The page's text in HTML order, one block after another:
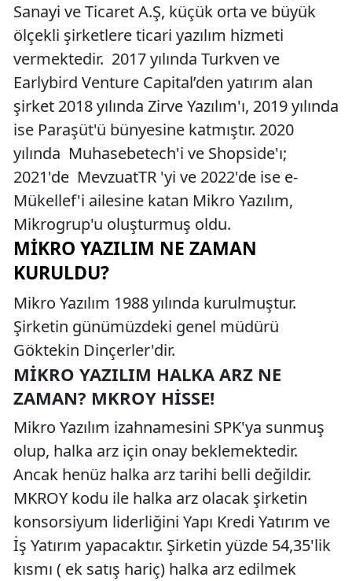
Sanayi ve Ticaret A.Ş, küçük orta ve büyük
ölçekli şirketlere ticari yazılım hizmeti
vermektedir. 2017 yılında Turkven ve
Earlybird Venture Capital’den yatırım alan
şirket 2018 yılında Zirve Yazılım'ı, 2019 yılında
ise Paraşüt'ü bünyesine katmıştır. 2020
yılında Muhasebetech'i ve Shopside'ı;
2021'de MevzuatTR 'yi ve 2022'de ise e-
Mükellef'i ailesine katan Mikro Yazılım,
Mikrogrup'u oluşturmuş oldu.
MIKRO YAZILIM NE ZAMAN
KURULDU?
Mikro Yazılım 1988 yılında kurulmuştur.
Şirketin günümüzdeki genel müdürü
Göktekin Dinçerler'dir.
MIKRO YAZILIM HALKA ARZ NE
ZAMAN? MKROY HISSE!
Mikro Yazılım izahnamesini SPK'ya sunmuş
olup, halka arz için onay beklemektedir.
Ancak henüz halka arz tarihi belli değildir.
MKROY kodu ile halka arz olacak şirketin
konsorsiyum liderliğini Yapı Kredi Yatırım ve
İş Yatırım yapacaktır. Şirketin yüzde 54,35'lik
kısmı ( ek satış hariç) halka arz edilmek